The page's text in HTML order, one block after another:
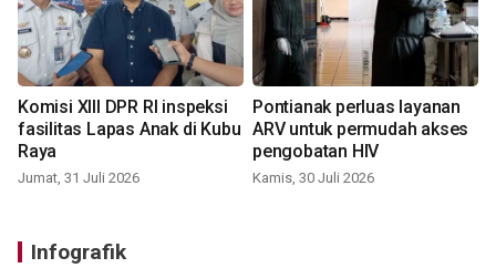
Komisi XIII DPR RI inspeksi
fasilitas Lapas Anak di Kubu
Raya
Jumat, 31 Juli 2026
Pontianak perluas layanan
ARV untuk permudah akses
pengobatan HIV
Kamis, 30 Juli 2026
Infografik